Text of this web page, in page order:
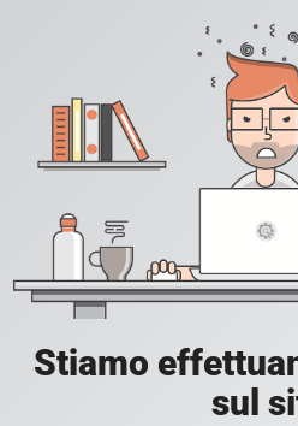
Stiamo
sul